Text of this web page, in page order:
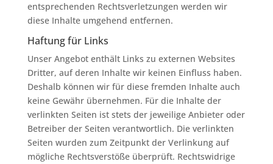
entsprechenden Rechtsverletzungen werden wir
diese Inhalte umgehend entfernen.
Haftung für Links
Unser Angebot enthält Links zu externen Websites
Dritter, auf deren Inhalte wir keinen Einfluss haben.
Deshalb können wir für diese fremden Inhalte auch
keine Gewähr übernehmen. Für die Inhalte der
verlinkten Seiten ist stets der jeweilige Anbieter oder
Betreiber der Seiten verantwortlich. Die verlinkten
Seiten wurden zum Zeitpunkt der Verlinkung auf
mögliche Rechtsverstöße überprüft. Rechtswidrige